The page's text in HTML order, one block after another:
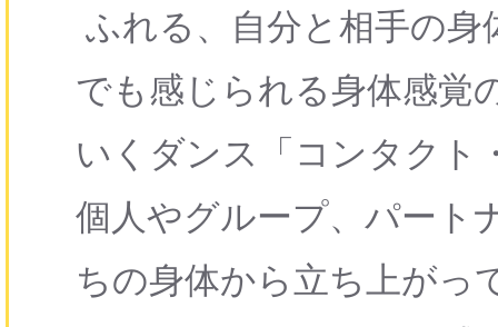
ふれる、自分と相手の
でも感じられる身体感覚
いくダンス「コンタクト
個人やグループ、パート
ちの身体から立ち上がっ